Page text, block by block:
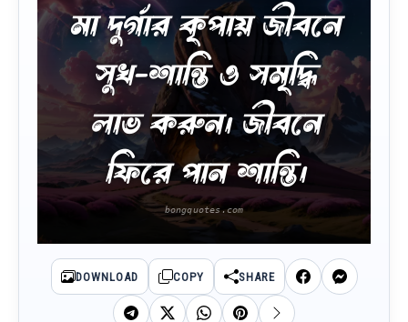
মা দুর্গার কৃপায় জীবনে
সুখ-শান্তি ও সমৃদ্ধি
লাভ করুন। জীবনে
ফিরে পান শান্তি।
DOWNLOAD COPY SHARE